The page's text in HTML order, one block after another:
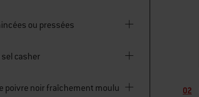
ou pressées
à thé de sel casher
à thé de poivre noir fraîchement moulu